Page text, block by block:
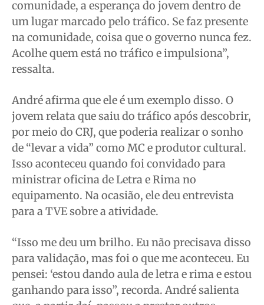
comunidade, a esperança do jovem dentro de
um lugar marcado pelo tráfico. Se faz presente
na comunidade, coisa que o governo nunca fez.
Acolhe quem está no tráfico e impulsiona”,
ressalta.
André afirma que ele é um exemplo disso. O
jovem relata que saiu do tráfico após descobrir,
por meio do CRJ, que poderia realizar o sonho
de “levar a vida” como MC e produtor cultural.
Isso aconteceu quando foi convidado para
ministrar oficina de Letra e Rima no
equipamento. Na ocasião, ele deu entrevista
para a TVE sobre a atividade.
“Isso me deu um brilho. Eu não precisava disso
para validação, mas foi o que me aconteceu. Eu
pensei: ‘estou dando aula de letra e rima e estou
ganhando para isso”, recorda. André salienta